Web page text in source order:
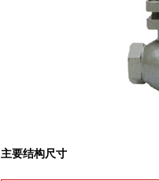
主要结构尺寸